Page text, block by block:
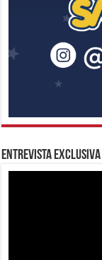
Entrevista Exclusiva